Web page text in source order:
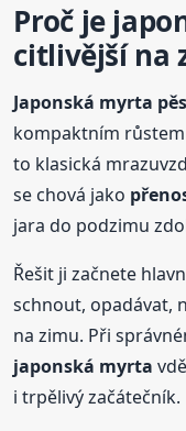
Proč je
citlivější na
Japonská myrta
kompaktním
to klasická
se chová jako
jara do podzimu
Řešit ji začnete
schnout, opadávat,
na zimu. Při
japonská myrta
i trpělivý začátečník.